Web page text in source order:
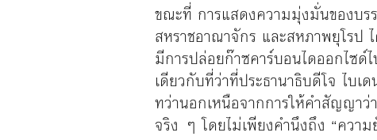
ขณะที่ การแสดงความมุ่งมั่นของบร
สหราชอาณาจักร และสหภาพยุโรป
มีการปล่อยก๊าซคาร์บอนไดออกไซ
เดียวกับที่ว่าที่ประธานาธิบดีโจ ไ
ทว่านอกเหนือจากการให้คำสัญญา
จริง ๆ โดยไม่เพียงคำนึงถึง “ควา